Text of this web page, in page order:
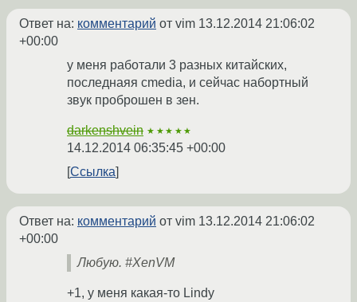
Ответ на: комментарий от vim 13.12.2014 21:06:02
+00:00
у меня работали 3 разных китайских,
последнаяя cmedia, и сейчас набортный
звук проброшен в зен.
darkenshvein ★★★★★
14.12.2014 06:35:45 +00:00
Ссылка
Ответ на: комментарий от vim 13.12.2014 21:06:02
+00:00
Любую. #XenVM
+1, у меня какая-то Lindy